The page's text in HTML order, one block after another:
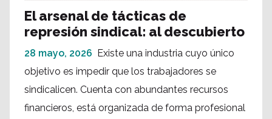
El arsenal de tácticas de
represión sindical: al descubierto
28 mayo, 2026 Existe una industria cuyo único
objetivo es impedir que los trabajadores se
sindicalicen. Cuenta con abundantes recursos
financieros, está organizada de forma profesional